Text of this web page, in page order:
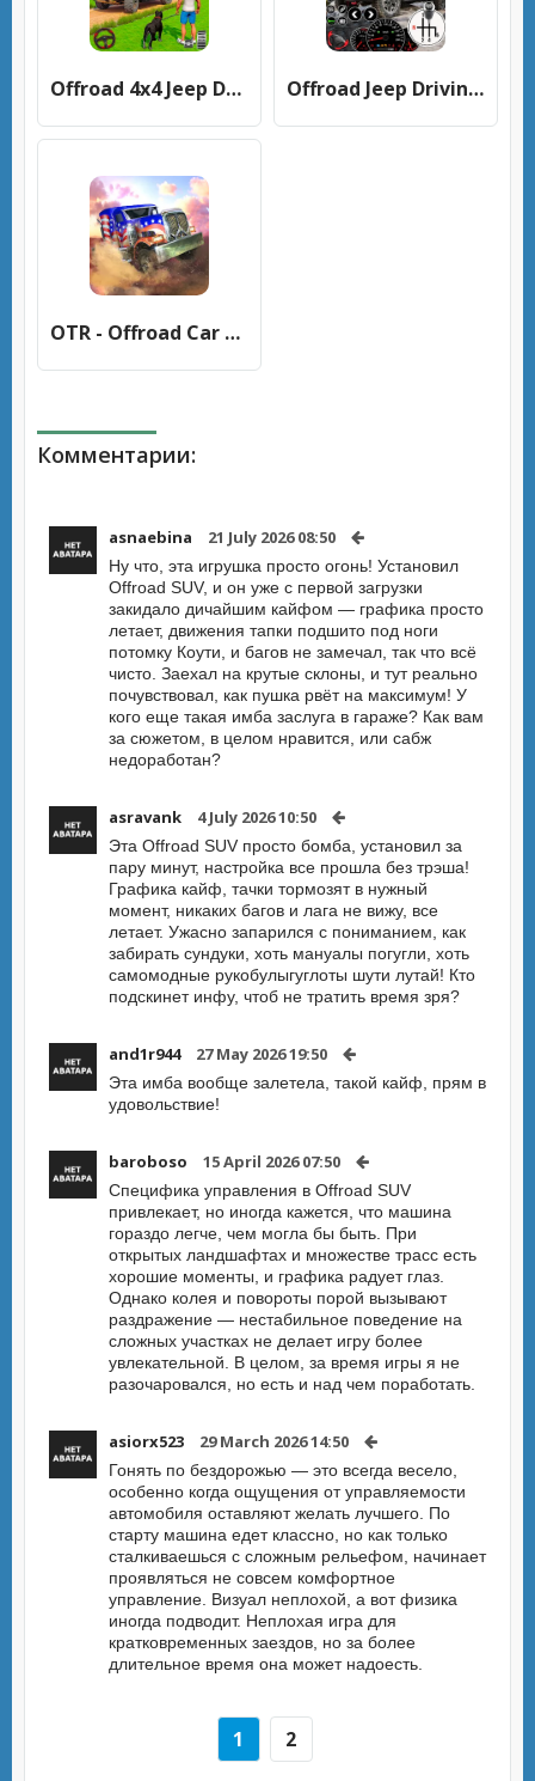
Offroad 4x4 Jeep Driving Game [МОД Mega Pack] APK Android Offroad Jeep Driving & Parking [МОД Mega Pack] APK Android
OTR - Offroad Car Driving Game (ОТР) [МОД Mega Pack] APK Android
Комментарии:
asnaebina 21 July 2026 08:50
Ну что, эта игрушка просто огонь! Установил
Offroad SUV, и он уже с первой загрузки
закидало дичайшим кайфом — графика просто
летает, движения тапки подшито под ноги
потомку Коути, и багов не замечал, так что всё
чисто. Заехал на крутые склоны, и тут реально
почувствовал, как пушка рвёт на максимум! У
кого еще такая имба заслуга в гараже? Как вам
за сюжетом, в целом нравится, или сабж
недоработан?
asravank 4 July 2026 10:50
Эта Offroad SUV просто бомба, установил за
пару минут, настройка все прошла без трэша!
Графика кайф, тачки тормозят в нужный
момент, никаких багов и лага не вижу, все
летает. Ужасно запарился с пониманием, как
забирать сундуки, хоть мануалы погугли, хоть
самомодные рукобулыгуглоты шути лутай! Кто
подскинет инфу, чтоб не тратить время зря?
and1r944 27 May 2026 19:50
Эта имба вообще залетела, такой кайф, прям в
удовольствие!
baroboso 15 April 2026 07:50
Специфика управления в Offroad SUV
привлекает, но иногда кажется, что машина
гораздо легче, чем могла бы быть. При
открытых ландшафтах и множестве трасс есть
хорошие моменты, и графика радует глаз.
Однако колея и повороты порой вызывают
раздражение — нестабильное поведение на
сложных участках не делает игру более
увлекательной. В целом, за время игры я не
разочаровался, но есть и над чем поработать.
asiorx523 29 March 2026 14:50
Гонять по бездорожью — это всегда весело,
особенно когда ощущения от управляемости
автомобиля оставляют желать лучшего. По
старту машина едет классно, но как только
сталкиваешься с сложным рельефом, начинает
проявляться не совсем комфортное
управление. Визуал неплохой, а вот физика
иногда подводит. Неплохая игра для
кратковременных заездов, но за более
длительное время она может надоесть.
1 2